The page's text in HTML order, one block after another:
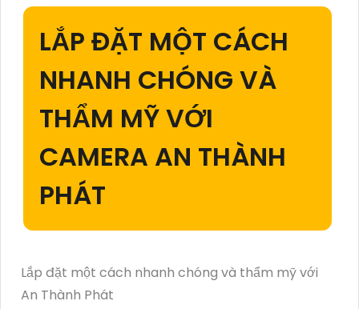
LẮP ĐẶT MỘT CÁCH
NHANH CHÓNG VÀ
THẨM MỸ VỚI
CAMERA AN THÀNH
PHÁT
Lắp đặt một cách nhanh chóng và thẩm mỹ với
An Thành Phát